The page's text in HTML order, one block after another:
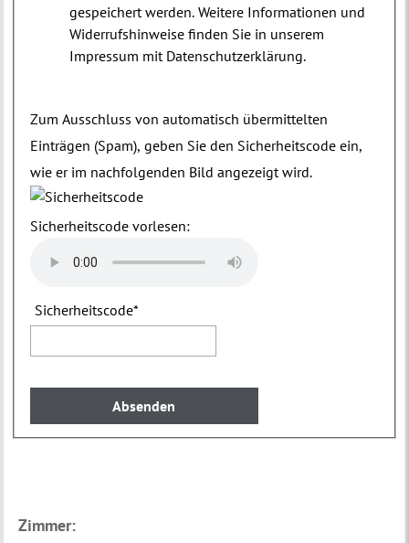
gespeichert werden. Weitere Informationen und
Widerrufshinweise finden Sie in unserem
Impressum mit Datenschutzerklärung.
Zum Ausschluss von automatisch übermittelten
Einträgen (Spam), geben Sie den Sicherheitscode ein,
wie er im nachfolgenden Bild angezeigt wird.
Sicherheitscode vorlesen:
Sicherheitscode*
Zimmer: